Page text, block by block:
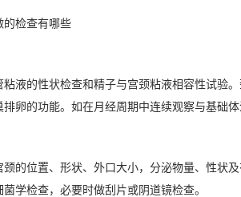
的检查有哪些
的性状检查和精子与宫颈粘液相容性试验。
卵的功能。如在月经周期中连续观察与基础体
位置、形状、外口大小，分泌物量、性状及
学检查，必要时做刮片或阴道镜检查。